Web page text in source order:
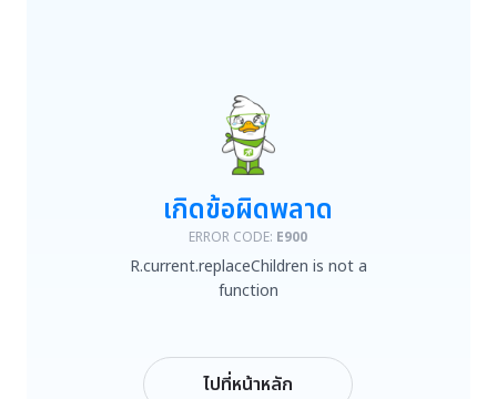
R.current.replaceChildren is not a function
เกิดข้อผิดพลาด
ERROR CODE: E900
R.current.replaceChildren is not a
function
ไปที่หน้าหลัก